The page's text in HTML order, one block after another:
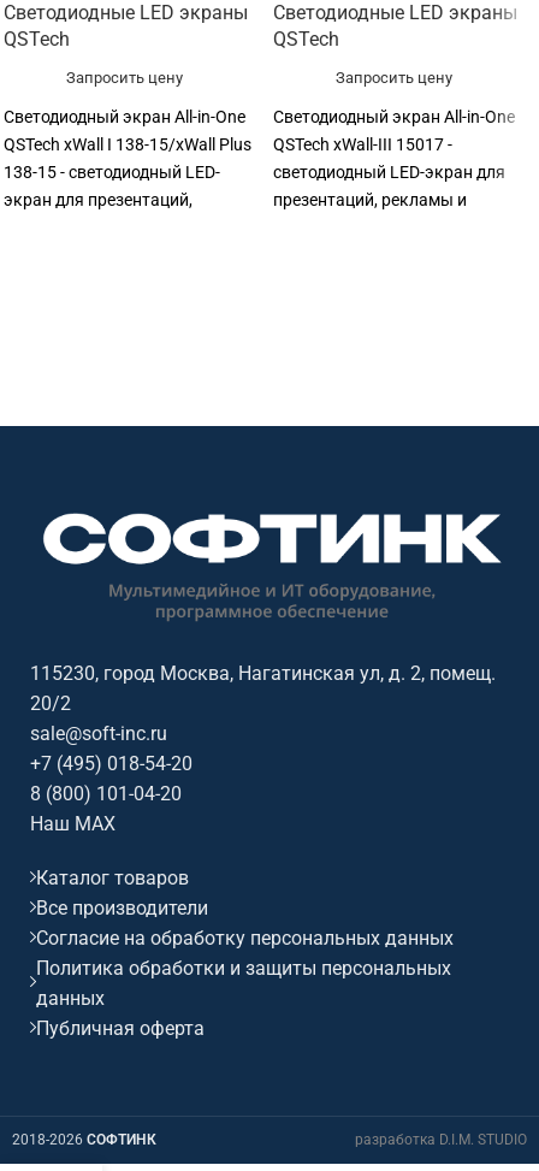
Светодиодные LED экраны
QSTech
Запросить цену
Светодиодный экран All-in-One
QSTech xWall I 138-15/xWall Plus
138-15 - светодиодный LED-
экран для презентаций,
оборудование под задачу,
Светодиодные LED экраны
QSTech
Запросить цену
Светодиодный экран All-in-One
QSTech xWall-III 15017 -
светодиодный LED-экран для
презентаций, рекламы и
оборудование под задачу,
115230, город Москва, Нагатинская ул, д. 2, помещ.
20/2
sale@soft-inc.ru
+7 (495) 018-54-20
8 (800) 101-04-20
Наш MAX
Каталог товаров
Все производители
Согласие на обработку персональных данных
Политика обработки и защиты персональных
данных
Публичная оферта
2018-2026 СОФТИНК разработка D.I.M. STUDIO